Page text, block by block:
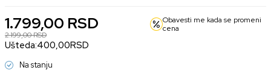
1.799,00 RSD
2.199,00RSD
Ušteda:400,00RSD
Obavesti me kada se promeni
cena
Na stanju